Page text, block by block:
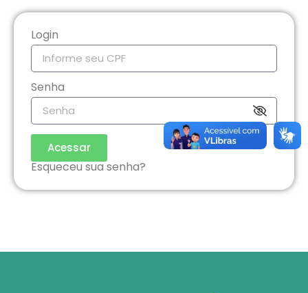
Login
Senha
Acessar
Esqueceu sua senha?